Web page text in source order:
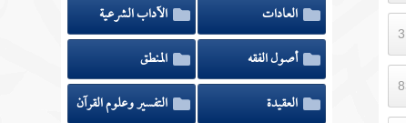
العادات
الآداب الشرعية
أصول الفقه
المنطق
العقيدة
التفسير وعلوم القرآن